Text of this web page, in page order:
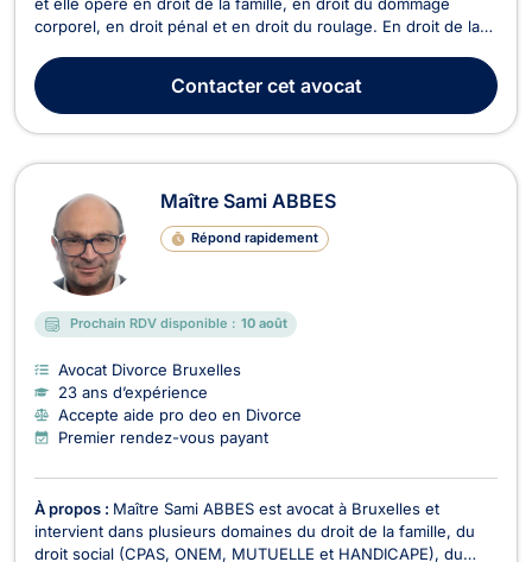
corporel, en droit pénal et en droit du roulage. En droit de la
procédure de divorce contentieux ou à l’amiable. Elle traite
également les litiges relatifs à ...
Contactercet avocat
Maître Sami ABBES
Répond rapidement
Prochain RDV disponible : 10 août
Avocat Divorce Bruxelles
23 ans d’expérience
Accepte aide pro deo en Divorce
Premier rendez-vous payant
À propos : Maître Sami ABBES est avocat à Bruxelles et
intervient dans plusieurs domaines du droit de la famille, du
droit social (CPAS, ONEM, MUTUELLE et HANDICAPE), du